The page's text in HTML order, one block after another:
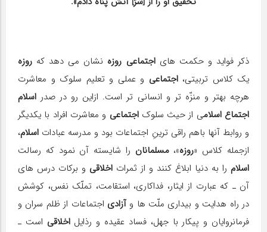
ذكر فواید و حكمت هایاجتماعی روزه نشان می دهد كه روزه
یك كلاس تربیتی،اجتماعی و عملی و تعلیم سلوك و معاشرت
هرچه بهتر و منزّه تر و انسانی تر است. ازاین رو در صدر اسلام
اجتماع اسلامی از حیث سلوكاجتماعی و معاشرت افراد با یكدیگر
و روابط آنها باهم راقی ترینِ اجتماعات بود و مدرسه عبادات اسلام،
ازجمله كلاس «روزه»،مسلمانان را شایسته آن نمود كه رسالت
اسلام را به دنیا ابلاغ كنند و از ثمرات اخلاقی و بركات درس های
آن ـ كه عبارت از ایثار، فداكاری، استقامت، تملّك نفس، كوشش
در راه هدایت و بیداری ملّت ها وآزادی اجتماعات از ظلم سران و
فرمانروایان و پیكار با جهل، فساد عقیده و رذایلاخلاقی است ـ